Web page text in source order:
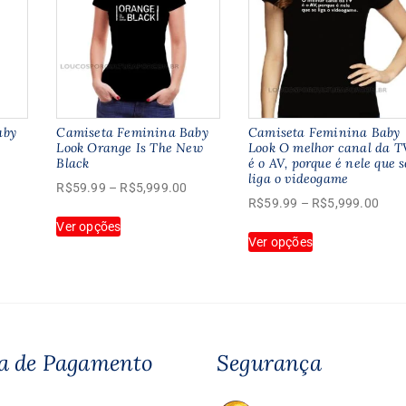
Camiseta Feminina Baby
Look Orange Is The New
Black
R$59.99 – R$5,999.00
Ver opções
Este
produto
podem
ser
Camiseta Feminina Baby
Look O melhor canal da
é o AV, porque é nele que
liga o videogame
R$59.99 – R$5,999.00
Ver opções
Este
produto
podem
de Pagamento Segurança